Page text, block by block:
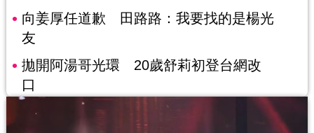
向姜厚任道歉 田路路：我要找的是楊光
友
拋開阿湯哥光環 20歲舒莉初登台網改
口